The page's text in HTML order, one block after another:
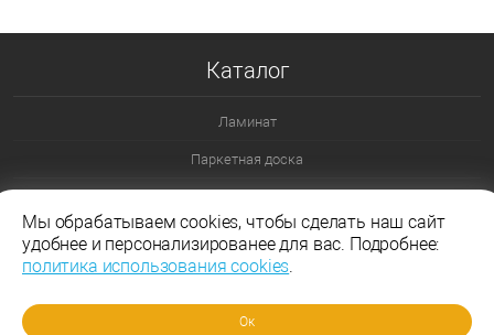
Каталог
Ламинат
Паркетная доска
Ламинат 33 класс
Ламинат Эггер
Ламинат Таркетт
Мы обрабатываем cookies, чтобы сделать наш сайт
удобнее и персонализированее для вас. Подробнее:
политика использования cookies.
Ок